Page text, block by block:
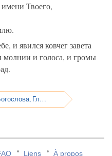
Твоего,
и явился ковчег завета
и голоса, и громы
Откровение Иоанна Богослова, Глава 12
Liens À propos